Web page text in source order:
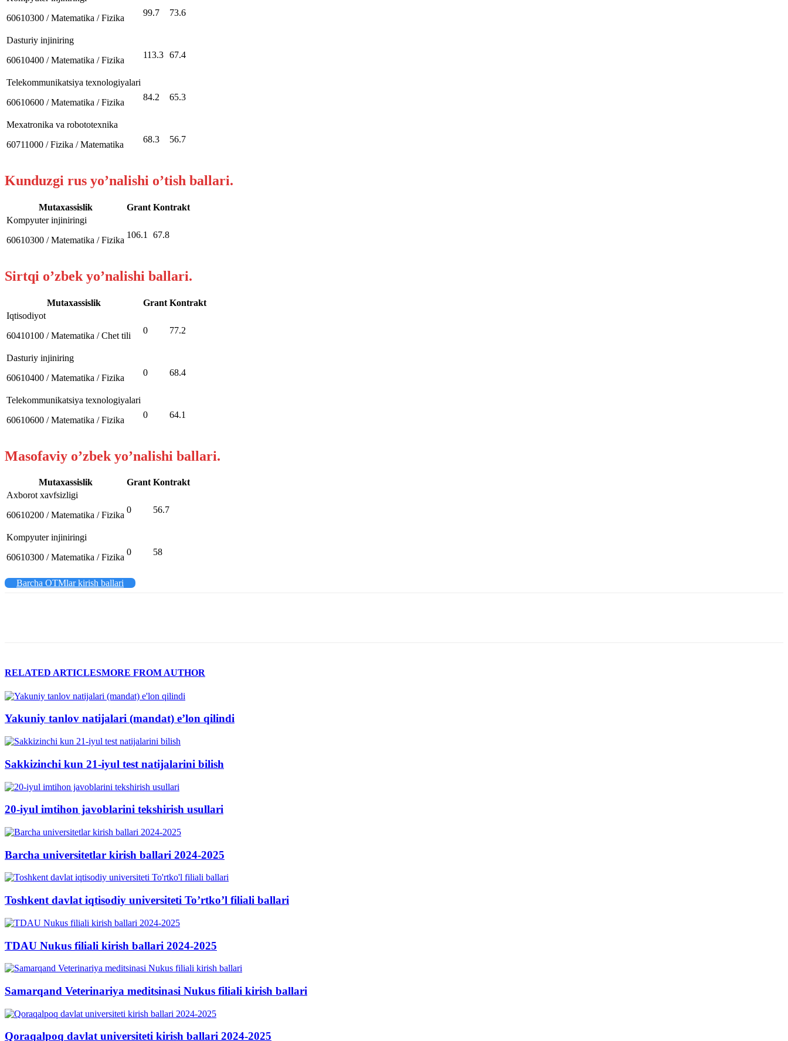
60610300 / Matematika / Fizika
99.7 73.6
Dasturiy injiniring
60610400 / Matematika / Fizika
113.3 67.4
Telekommunikatsiya texnologiyalari
60610600 / Matematika / Fizika
84.2 65.3
Mexatronika va robototexnika
60711000 / Fizika / Matematika
68.3 56.7
Kunduzgi rus yo’nalishi o’tish ballari.
Mutaxassislik Grant Kontrakt
Kompyuter injiniringi
60610300 / Matematika / Fizika
106.1 67.8
Sirtqi o’zbek yo’nalishi ballari.
Mutaxassislik Grant Kontrakt
Iqtisodiyot
60410100 / Matematika / Chet tili
0 77.2
Dasturiy injiniring
60610400 / Matematika / Fizika
0 68.4
Telekommunikatsiya texnologiyalari
60610600 / Matematika / Fizika
0 64.1
Masofaviy o’zbek yo’nalishi ballari.
Mutaxassislik Grant Kontrakt
Axborot xavfsizligi
60610200 / Matematika / Fizika
0 56.7
Kompyuter injiniringi
60610300 / Matematika / Fizika
0 58
Barcha OTMlar kirish ballari
RELATED ARTICLESMORE FROM AUTHOR
Yakuniy tanlov natijalari (mandat) e’lon qilindi
Sakkizinchi kun 21-iyul test natijalarini bilish
20-iyul imtihon javoblarini tekshirish usullari
Barcha universitetlar kirish ballari 2024-2025
Toshkent davlat iqtisodiy universiteti To’rtko’l filiali ballari
TDAU Nukus filiali kirish ballari 2024-2025
Samarqand Veterinariya meditsinasi Nukus filiali kirish ballari
Qoraqalpoq davlat universiteti kirish ballari 2024-2025